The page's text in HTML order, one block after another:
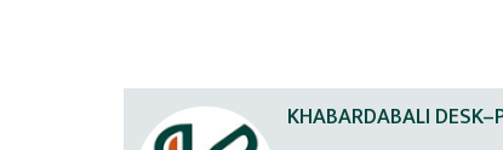
KHABARDABALI